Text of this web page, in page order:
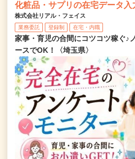
化粧品・サプリの在宅データ入
株式会社リアル・フェイス
業務委託 登録制 在宅・内職
家事・育児の合間にコツコツ稼ぐ♪
ースでOK！〈埼玉県〉